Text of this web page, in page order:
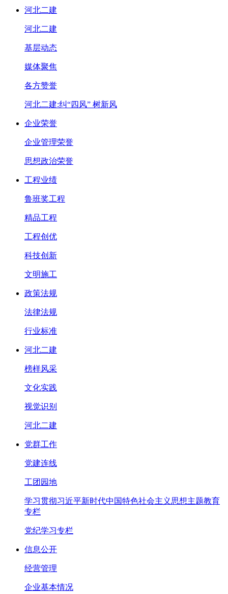
河北二建
河北二建
基层动态
媒体聚焦
各方赞誉
河北二建:纠“四风” 树新风
企业荣誉
企业管理荣誉
思想政治荣誉
工程业绩
鲁班奖工程
精品工程
工程创优
科技创新
文明施工
政策法规
法律法规
行业标准
河北二建
榜样风采
文化实践
视觉识别
河北二建
党群工作
党建连线
工团园地
学习贯彻习近平新时代中国特色社会主义思想主题教育
专栏
党纪学习专栏
信息公开
经营管理
企业基本情况